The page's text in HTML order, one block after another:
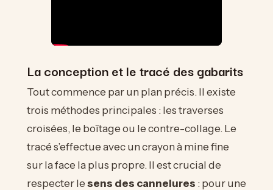
La conception et le tracé des gabarits
Tout commence par un plan précis. Il existe
trois méthodes principales : les traverses
croisées, le boîtage ou le contre-collage. Le
tracé s’effectue avec un crayon à mine fine
sur la face la plus propre. Il est crucial de
respecter lesens des cannelures : pour une